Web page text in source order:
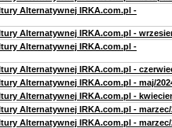
Alternatywnej IRKA.com.pl -
Alternatywnej IRKA.com.pl -
Alternatywnej IRKA.com.pl -
Alternatywnej IRKA.com.pl -
Alternatywnej IRKA.com.pl - maj/
Alternatywnej IRKA.com.pl -
Alternatywnej IRKA.com.pl - marzec/
Alternatywnej IRKA.com.pl - marzec/